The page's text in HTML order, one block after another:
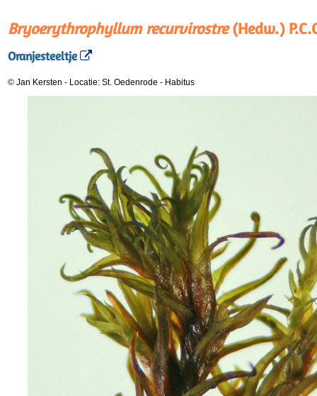
Bryoerythrophyllum recurvirostre(Hedw.)
Oranjesteeltje
© Jan Kersten - Locatie: St. Oedenrode - Habitus